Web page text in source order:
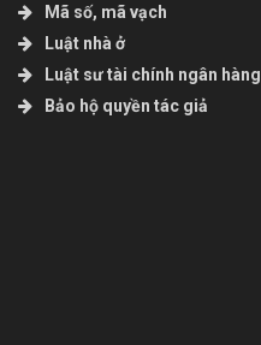
Mã số, mã vạch
Luật nhà ở
Luật sư tài chính ngân hàng
Bảo hộ quyền tác giả